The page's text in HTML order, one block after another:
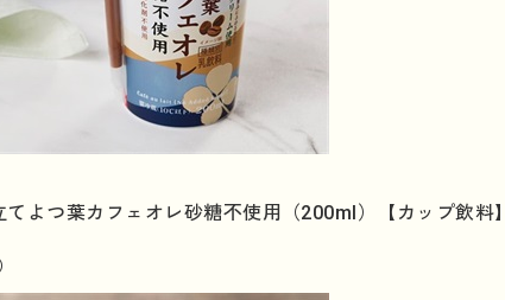
てよつ葉カフェオレ砂糖不使用（200ml）【カップ飲料】